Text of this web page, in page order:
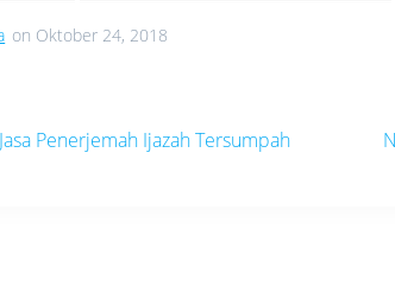
on Oktober 24, 2018
Penerjemah Ijazah Tersumpah